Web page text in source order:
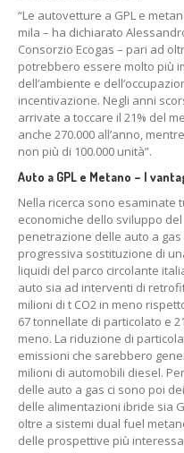
“Le autovetture a GPL e
mila – ha dichiarato
Consorzio Ecogas – pari ad
potrebbero essere molto più
dell’ambiente e
incentivazione. Negli anni
arrivate a toccare il 21% del
anche 270.000 all’anno,
non più di 100.000 unità”.
Auto a GPL e Metano – I
Nella ricerca sono esaminate
economiche dello sviluppo
penetrazione delle auto a gas
progressiva sostituzione di
liquidi del parco circolante
auto sia ad interventi di
milioni di t CO2 in meno
67 tonnellate di particolato e
meno. La riduzione di
emissioni che sarebbero
milioni di automobili diesel.
delle auto a gas ci sono poi
delle alimentazioni ibride sia
oltre a sistemi dual fuel
delle prospettive più